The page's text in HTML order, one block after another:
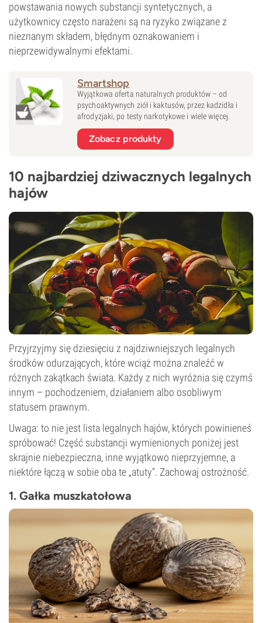
powstawania nowych substancji syntetycznych, a
użytkownicy często narażeni są na ryzyko związane z
nieznanym składem, błędnym oznakowaniem i
nieprzewidywalnymi efektami.
Smartshop
Wyjątkowa oferta naturalnych produktów – od
psychoaktywnych ziół i kaktusów, przez kadzidła i
afrodyzjaki, po testy narkotykowe i wiele więcej.
Zobacz produkty
10 najbardziej dziwacznych legalnych
hajów
Przyjrzyjmy się dziesięciu z najdziwniejszych legalnych
środków odurzających, które wciąż można znaleźć w
różnych zakątkach świata. Każdy z nich wyróżnia się czymś
innym – pochodzeniem, działaniem albo osobliwym
statusem prawnym.
Uwaga: to nie jest lista legalnych hajów, których powinieneś
spróbować! Część substancji wymienionych poniżej jest
skrajnie niebezpieczna, inne wyjątkowo nieprzyjemne, a
niektóre łączą w sobie oba te „atuty”. Zachowaj ostrożność.
1. Gałka muszkatołowa